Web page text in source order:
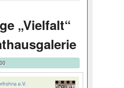
„Vielfalt“